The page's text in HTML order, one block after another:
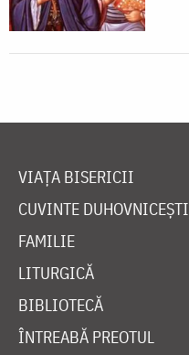
VIAȚA BISERICII
CUVINTE DUHOVNICEȘTI
FAMILIE
LITURGICĂ
BIBLIOTECĂ
ÎNTREABĂ PREOTUL